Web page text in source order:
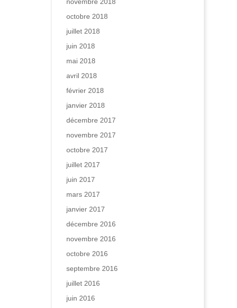
octobre 2018
juillet 2018
juin 2018
mai 2018
avril 2018
février 2018
janvier 2018
décembre 2017
novembre 2017
octobre 2017
juillet 2017
juin 2017
mars 2017
janvier 2017
décembre 2016
novembre 2016
octobre 2016
septembre 2016
juillet 2016
juin 2016